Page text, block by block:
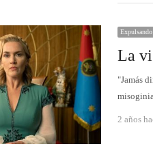
La
"Jamás
2 años